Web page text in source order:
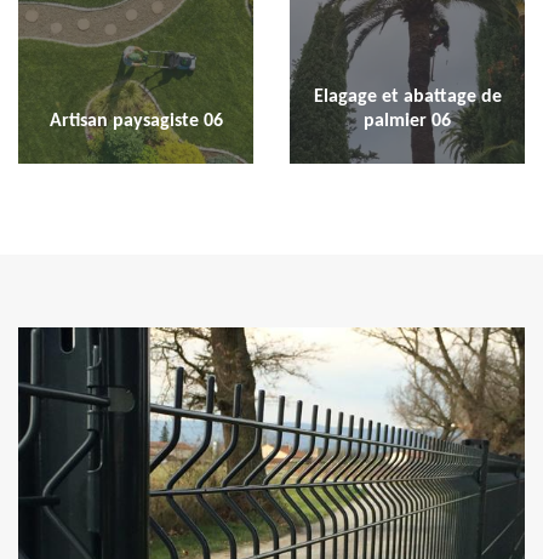
Artisan paysagiste 06
Elagage et abattage de
palmier 06